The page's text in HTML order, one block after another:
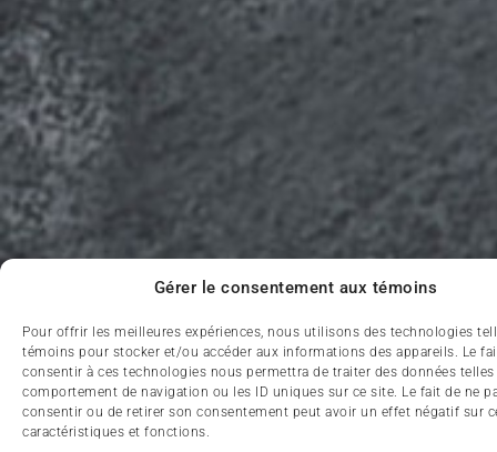
Gérer le consentement aux témoins
Pour offrir les meilleures expériences, nous utilisons des technologies
témoins pour stocker et/ou accéder aux informations des appareils. Le
consentir à ces technologies nous permettra de traiter des données telles
comportement de navigation ou les ID uniques sur ce site. Le fait de ne
consentir ou de retirer son consentement peut avoir un effet négatif sur
caractéristiques et fonctions.